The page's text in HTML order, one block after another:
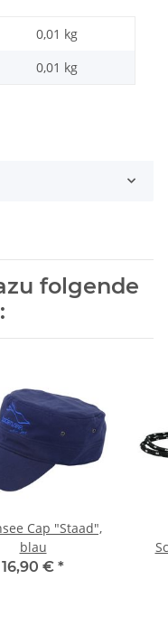
0,01 kg
0,01 kg
folgende
Cap "Staad",
blau
16,90 € *